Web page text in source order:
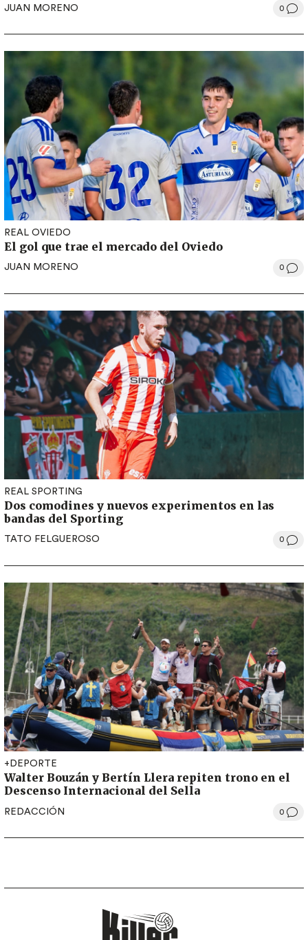
JUAN MORENO 0
REAL OVIEDO
El gol que trae el mercado del Oviedo
JUAN MORENO 0
REAL SPORTING
Dos comodines y nuevos experimentos en las
bandas del Sporting
TATO FELGUEROSO 0
+DEPORTE
Walter Bouzán y Bertín Llera repiten trono en el
Descenso Internacional del Sella
REDACCIÓN 0